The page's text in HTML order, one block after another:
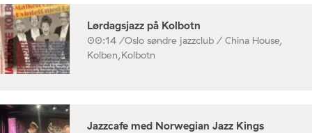
Lørdagsjazz på Kolbotn
00:14 /Oslo søndre jazzclub / China House,
Kolben,Kolbotn
Jazzcafe med Norwegian Jazz Kings